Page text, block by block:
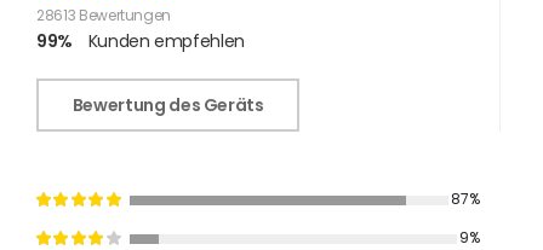
28613 Bewertungen
99% Kunden empfehlen
Bewertung des Geräts
87%
9%